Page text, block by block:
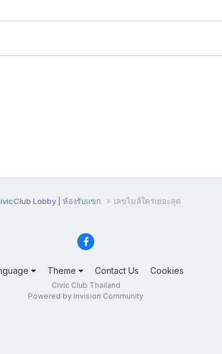
Lobby | ห้องรับแขก เลขไมล์ใครเยอะสุด
Theme Contact Us Cookies
Civic Club Thailand
Powered by Invision Community